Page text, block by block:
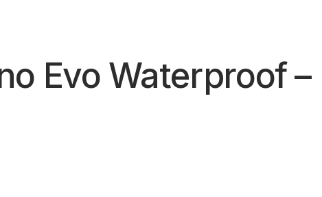
Evo Waterproof –